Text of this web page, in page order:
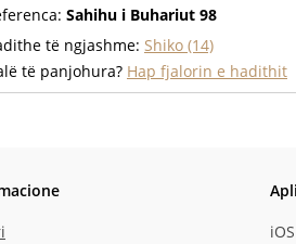
Sahihu i Buhariut 98
të ngjashme: Shiko (14)
të panjohura? Hap fjalorin e hadithit
iOS